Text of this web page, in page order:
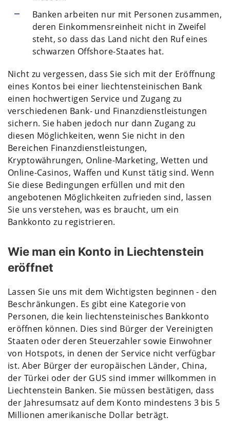
Banken arbeiten nur mit Personen zusammen,
deren Einkommensreinheit nicht in Zweifel
steht, so dass das Land nicht den Ruf eines
schwarzen Offshore-Staates hat.
Nicht zu vergessen, dass Sie sich mit der Eröffnung
eines Kontos bei einer liechtensteinischen Bank
einen hochwertigen Service und Zugang zu
verschiedenen Bank- und Finanzdienstleistungen
sichern. Sie haben jedoch nur dann Zugang zu
diesen Möglichkeiten, wenn Sie nicht in den
Bereichen Finanzdienstleistungen,
Kryptowährungen, Online-Marketing, Wetten und
Online-Casinos, Waffen und Kunst tätig sind. Wenn
Sie diese Bedingungen erfüllen und mit den
angebotenen Möglichkeiten zufrieden sind, lassen
Sie uns verstehen, was es braucht, um ein
Bankkonto zu registrieren.
Wie man ein Konto in Liechtenstein
eröffnet
Lassen Sie uns mit dem Wichtigsten beginnen - den
Beschränkungen. Es gibt eine Kategorie von
Personen, die kein liechtensteinisches Bankkonto
eröffnen können. Dies sind Bürger der Vereinigten
Staaten oder deren Steuerzahler sowie Einwohner
von Hotspots, in denen der Service nicht verfügbar
ist. Aber Bürger der europäischen Länder, China,
der Türkei oder der GUS sind immer willkommen in
Liechtenstein Banken. Sie müssen bestätigen, dass
der Jahresumsatz auf dem Konto mindestens 3 bis 5
Millionen amerikanische Dollar beträgt.